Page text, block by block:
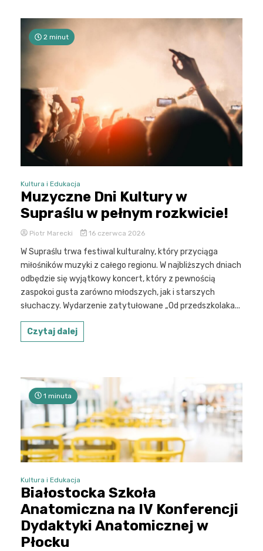
2 minut
Kultura i Edukacja
Muzyczne Dni Kultury w
Supraślu w pełnym rozkwicie!
Piotr Marecki 16 czerwca 2026
W Supraślu trwa festiwal kulturalny, który przyciąga
miłośników muzyki z całego regionu. W najbliższych dniach
odbędzie się wyjątkowy koncert, który z pewnością
zaspokoi gusta zarówno młodszych, jak i starszych
słuchaczy. Wydarzenie zatytułowane „Od przedszkolaka...
Czytaj dalej
1 minuta
Kultura i Edukacja
Białostocka Szkoła
Anatomiczna na IV Konferencji
Dydaktyki Anatomicznej w
Płocku